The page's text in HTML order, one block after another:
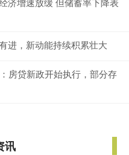
进，新动能持续积累壮大
房贷新政开始执行，部分存
讯